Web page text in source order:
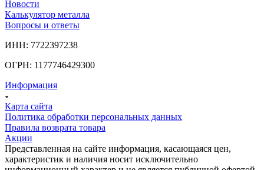
Новости
Калькулятор металла
Вопросы и ответы
ИНН: 7722397238
ОГРН: 1177746429300
Информация
Карта сайта
Политика обработки персональных данных
Правила возврата товара
Акции
Представленная на сайте информация, касающаяся цен,
характеристик и наличия носит исключительно